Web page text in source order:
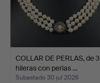
COLLAR DE PERLAS, de 3
hileras con perlas …
Subastado 30 jul 2026